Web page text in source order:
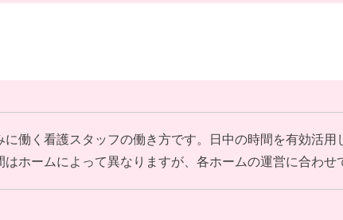
働く看護スタッフの働き方です。日中の時間を有効活
ホームによって異なりますが、各ホームの運営に合わせ